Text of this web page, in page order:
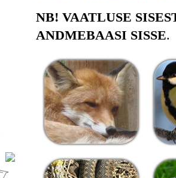
NB! VAATLUSE
ANDMEBAASI SISSE.